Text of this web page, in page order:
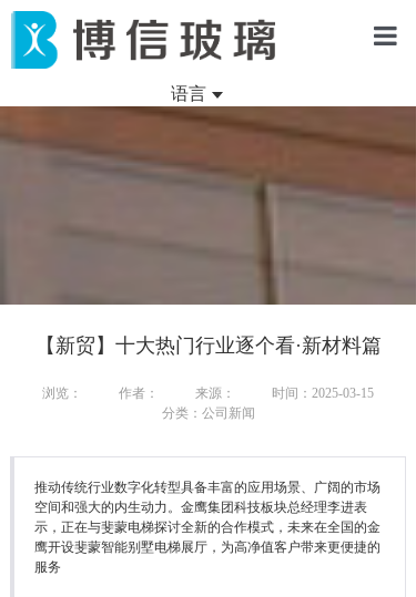
新
产
语言
【新贸】十大热门行业逐个看·新材料篇
浏览： 作者： 来源：
时间：2025-03-15
分类：公司新闻
推动传统行业数字化转型具备丰富的应用场景、广阔的市场
空间和强大的内生动力。金鹰集团科技板块总经理李进表
示，正在与斐蒙电梯探讨全新的合作模式，未来在全国的金
鹰开设斐蒙智能别墅电梯展厅，为高净值客户带来更便捷的
服务